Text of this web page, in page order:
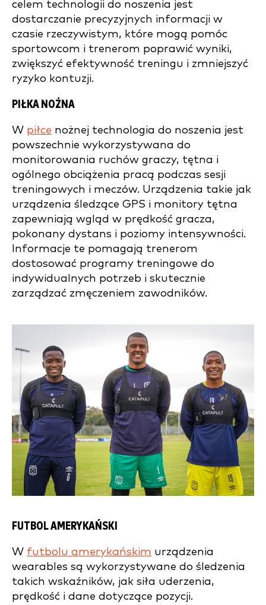
celem technologii do noszenia jest
dostarczanie precyzyjnych informacji w
czasie rzeczywistym, które mogą pomóc
sportowcom i trenerom poprawić wyniki,
zwiększyć efektywność treningu i zmniejszyć
ryzyko kontuzji.
PIŁKA NOŻNA
W piłce nożnej technologia do noszenia jest
powszechnie wykorzystywana do
monitorowania ruchów graczy, tętna i
ogólnego obciążenia pracą podczas sesji
treningowych i meczów. Urządzenia takie jak
urządzenia śledzące GPS i monitory tętna
zapewniają wgląd w prędkość gracza,
pokonany dystans i poziomy intensywności.
Informacje te pomagają trenerom
dostosować programy treningowe do
indywidualnych potrzeb i skutecznie
zarządzać zmęczeniem zawodników.
FUTBOL AMERYKAŃSKI
W futbolu amerykańskim urządzenia
wearables są wykorzystywane do śledzenia
takich wskaźników, jak siła uderzenia,
prędkość i dane dotyczące pozycji.